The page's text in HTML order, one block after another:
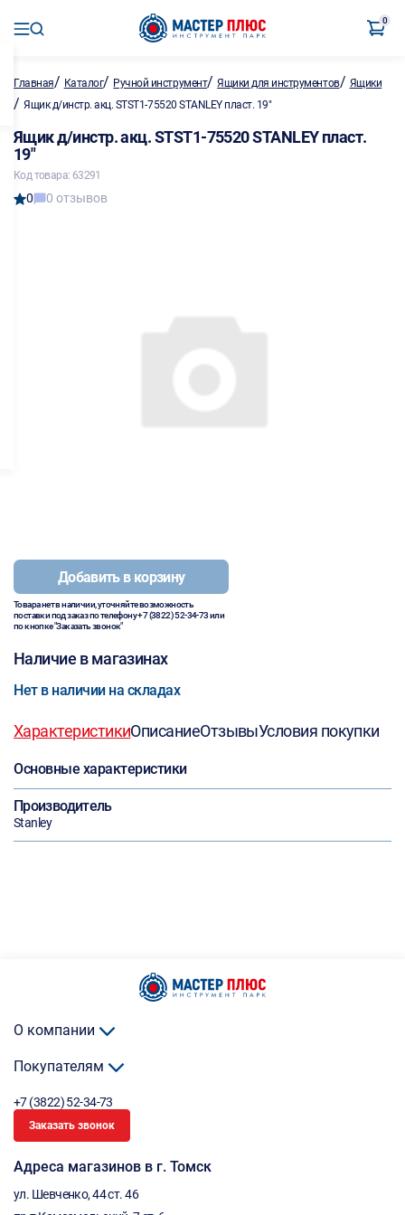
0
Главная/ Каталог/ Ручной инструмент/Ящики для инструментов/ Ящики
/ Ящик д/инстр. акц. STST1-75520 STANLEY пласт. 19"
Ящик д/инстр. акц. STST1-75520 STANLEY пласт.
19"
Код товара: 63291
0 0 отзывов
Добавить в корзину
Товара нет в наличии, уточняйте возможность
поставки под заказ по телефону+7 (3822) 52-34-73или
по кнопке "Заказать звонок"
Наличие в магазинах
Нет в наличии на складах
ХарактеристикиОписаниеОтзывыУсловия покупки
Основные характеристики
Производитель
Stanley
О компании
Покупателям
+7 (3822) 52-34-73
Заказать звонок
Адреса магазинов в г. Томск
ул. Шевченко, 44 ст. 46